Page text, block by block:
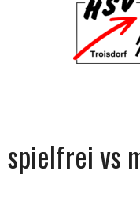
spielfrei vs